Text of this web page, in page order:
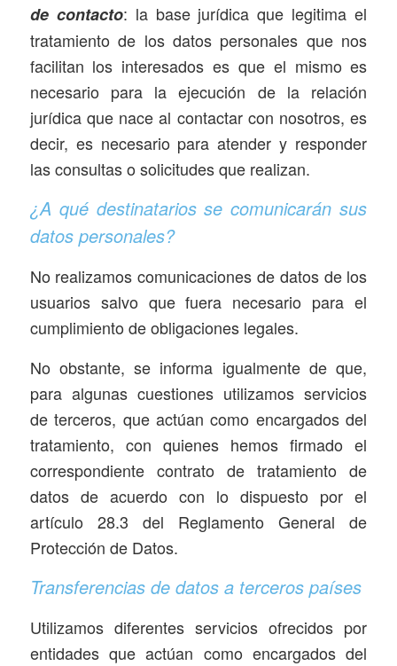
de contacto: la base jurídica que legitima el
tratamiento de los datos personales que nos
facilitan los interesados es que el mismo es
necesario para la ejecución de la relación
jurídica que nace al contactar con nosotros, es
decir, es necesario para atender y responder
las consultas o solicitudes que realizan.
¿A qué destinatarios se comunicarán sus
datos personales?
No realizamos comunicaciones de datos de los
usuarios salvo que fuera necesario para el
cumplimiento de obligaciones legales.
No obstante, se informa igualmente de que,
para algunas cuestiones utilizamos servicios
de terceros, que actúan como encargados del
tratamiento, con quienes hemos firmado el
correspondiente contrato de tratamiento de
datos de acuerdo con lo dispuesto por el
artículo 28.3 del Reglamento General de
Protección de Datos.
Transferencias de datos a terceros países
Utilizamos diferentes servicios ofrecidos por
entidades que actúan como encargados del